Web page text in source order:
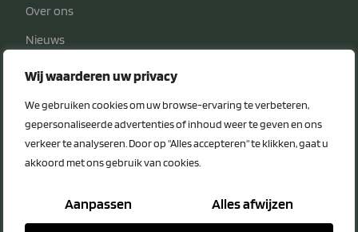
Wij waarderen uw privacy
We gebruiken cookies om uw browse-ervaring te verbeteren,
gepersonaliseerde advertenties of inhoud weer te geven en ons
verkeer te analyseren. Door op "Alles accepteren" te klikken, gaat u
akkoord met ons gebruik van cookies.
Aanpassen Alles afwijzen
Over ons
Nieuws
Privacy Statement
Voordeelcategorieën
Energie